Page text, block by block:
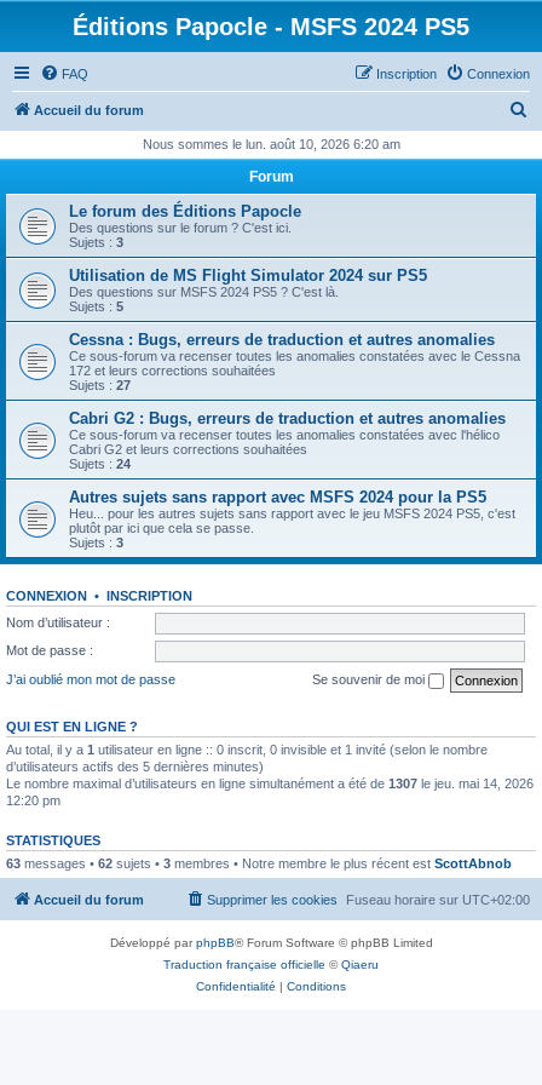
Éditions Papocle - MSFS 2024 PS5
FAQ Connexion
Inscription
Accueil du forum
h
r
Nous sommes le lun. août 10, 2026 6:20 am
Forum
Le forum des Éditions Papocle
Des questions sur le forum ? C'est ici.
Sujets : 3
Utilisation de MS Flight Simulator 2024 sur PS5
Des questions sur MSFS 2024 PS5 ? C'est là.
Sujets : 5
Cessna : Bugs, erreurs de traduction et autres anomalies
Ce sous-forum va recenser toutes les anomalies constatées avec le Cessna
172 et leurs corrections souhaitées
Sujets : 27
Cabri G2 : Bugs, erreurs de traduction et autres anomalies
Ce sous-forum va recenser toutes les anomalies constatées avec l'hélico
Cabri G2 et leurs corrections souhaitées
Sujets : 24
Autres sujets sans rapport avec MSFS 2024 pour la PS5
Heu... pour les autres sujets sans rapport avec le jeu MSFS 2024 PS5, c'est
plutôt par ici que cela se passe.
Sujets : 3
CONNEXION • INSCRIPTION
Nom d’utilisateur :
Mot de passe :
J’ai oublié mon mot de passe
Se souvenir de moi
QUI EST EN LIGNE ?
Au total, il y a 1 utilisateur en ligne :: 0 inscrit, 0 invisible et 1 invité (selon le nombre
d’utilisateurs actifs des 5 dernières minutes)
Le nombre maximal d’utilisateurs en ligne simultanément a été de 1307 le jeu. mai 14, 2026
12:20 pm
STATISTIQUES
63 messages • 62 sujets • 3 membres • Notre membre le plus récent est ScottAbnob
Accueil du forum Fuseau horaire sur UTC+02:00
Supprimer les cookies
Développé parphpBB® Forum Software © phpBB Limited
Traduction française officielle ©Qiaeru
Confidentialité | Conditions